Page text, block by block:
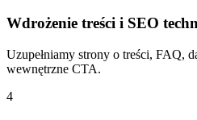
Wdrożenie treści i SEO
Uzupełniamy strony o treści, FAQ,
wewnętrzne CTA.
4